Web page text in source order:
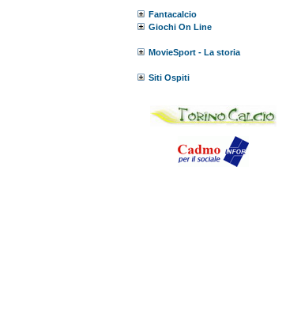
Fantacalcio
Giochi On Line
MovieSport - La storia
Siti Ospiti